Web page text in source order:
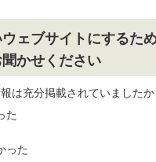
ェブサイトにするた
かせください
は充分掲載されていましたか
た
った